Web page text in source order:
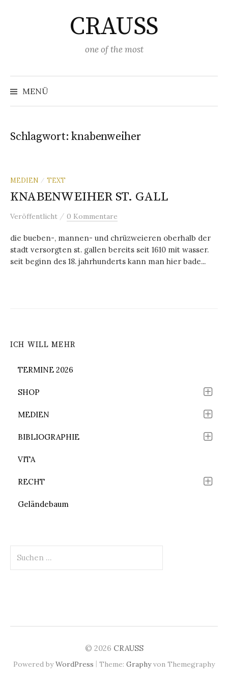
CRAUSS
one of the most
MENÜ
Suchen
Schlagwort:knabenweiher
MEDIEN / TEXT
KNABENWEIHER ST. GALL
Veröffentlicht / 0 Kommentare
die bueben-, mannen- und chrüzweieren oberhalb der
stadt versorgten st. gallen bereits seit 1610 mit wasser.
seit beginn des 18. jahrhunderts kann man hier bade...
ICH WILL MEHR
TERMINE 2026
SHOP
MEDIEN
BIBLIOGRAPHIE
VITA
RECHT
Geländebaum
nach:
© 2026 CRAUSS
Powered byWordPress | Theme: Graphyvon Themegraphy